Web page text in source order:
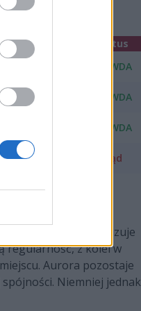
Końcowy
Status
PRAWDA
1:2 PRAWDA
PRAWDA
2:1 Błąd
algorytm sygnalizuje
regularność, z kolei w
Aurora pozostaje
Niemniej jednak